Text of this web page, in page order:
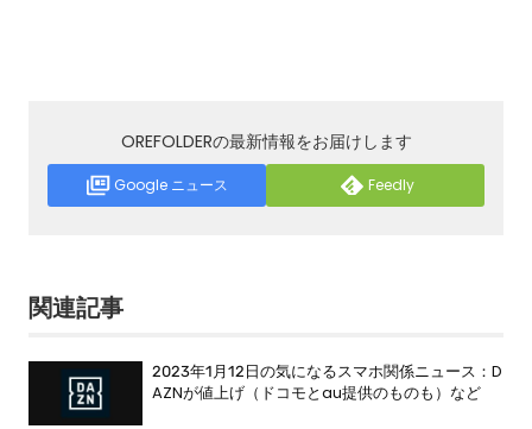
OREFOLDERの最新情報をお届けします
Google ニュース Feedly
関連記事
2023年1月12日の気になるスマホ関係ニュース：D
AZNが値上げ（ドコモとau提供のものも）など